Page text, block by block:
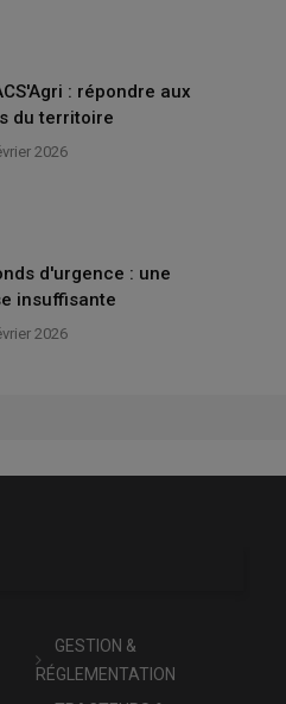
: répondre aux
du territoire
2026
d'urgence : une
insuffisante
2026
GESTION &
RÉGLEMENTATION